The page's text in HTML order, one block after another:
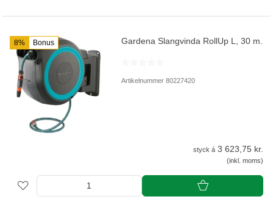
8% Bonus Gardena Slangvinda RollUp L, 30 m.
Artikelnummer 80227420
styck á 3 623,75 kr.
(inkl. moms)